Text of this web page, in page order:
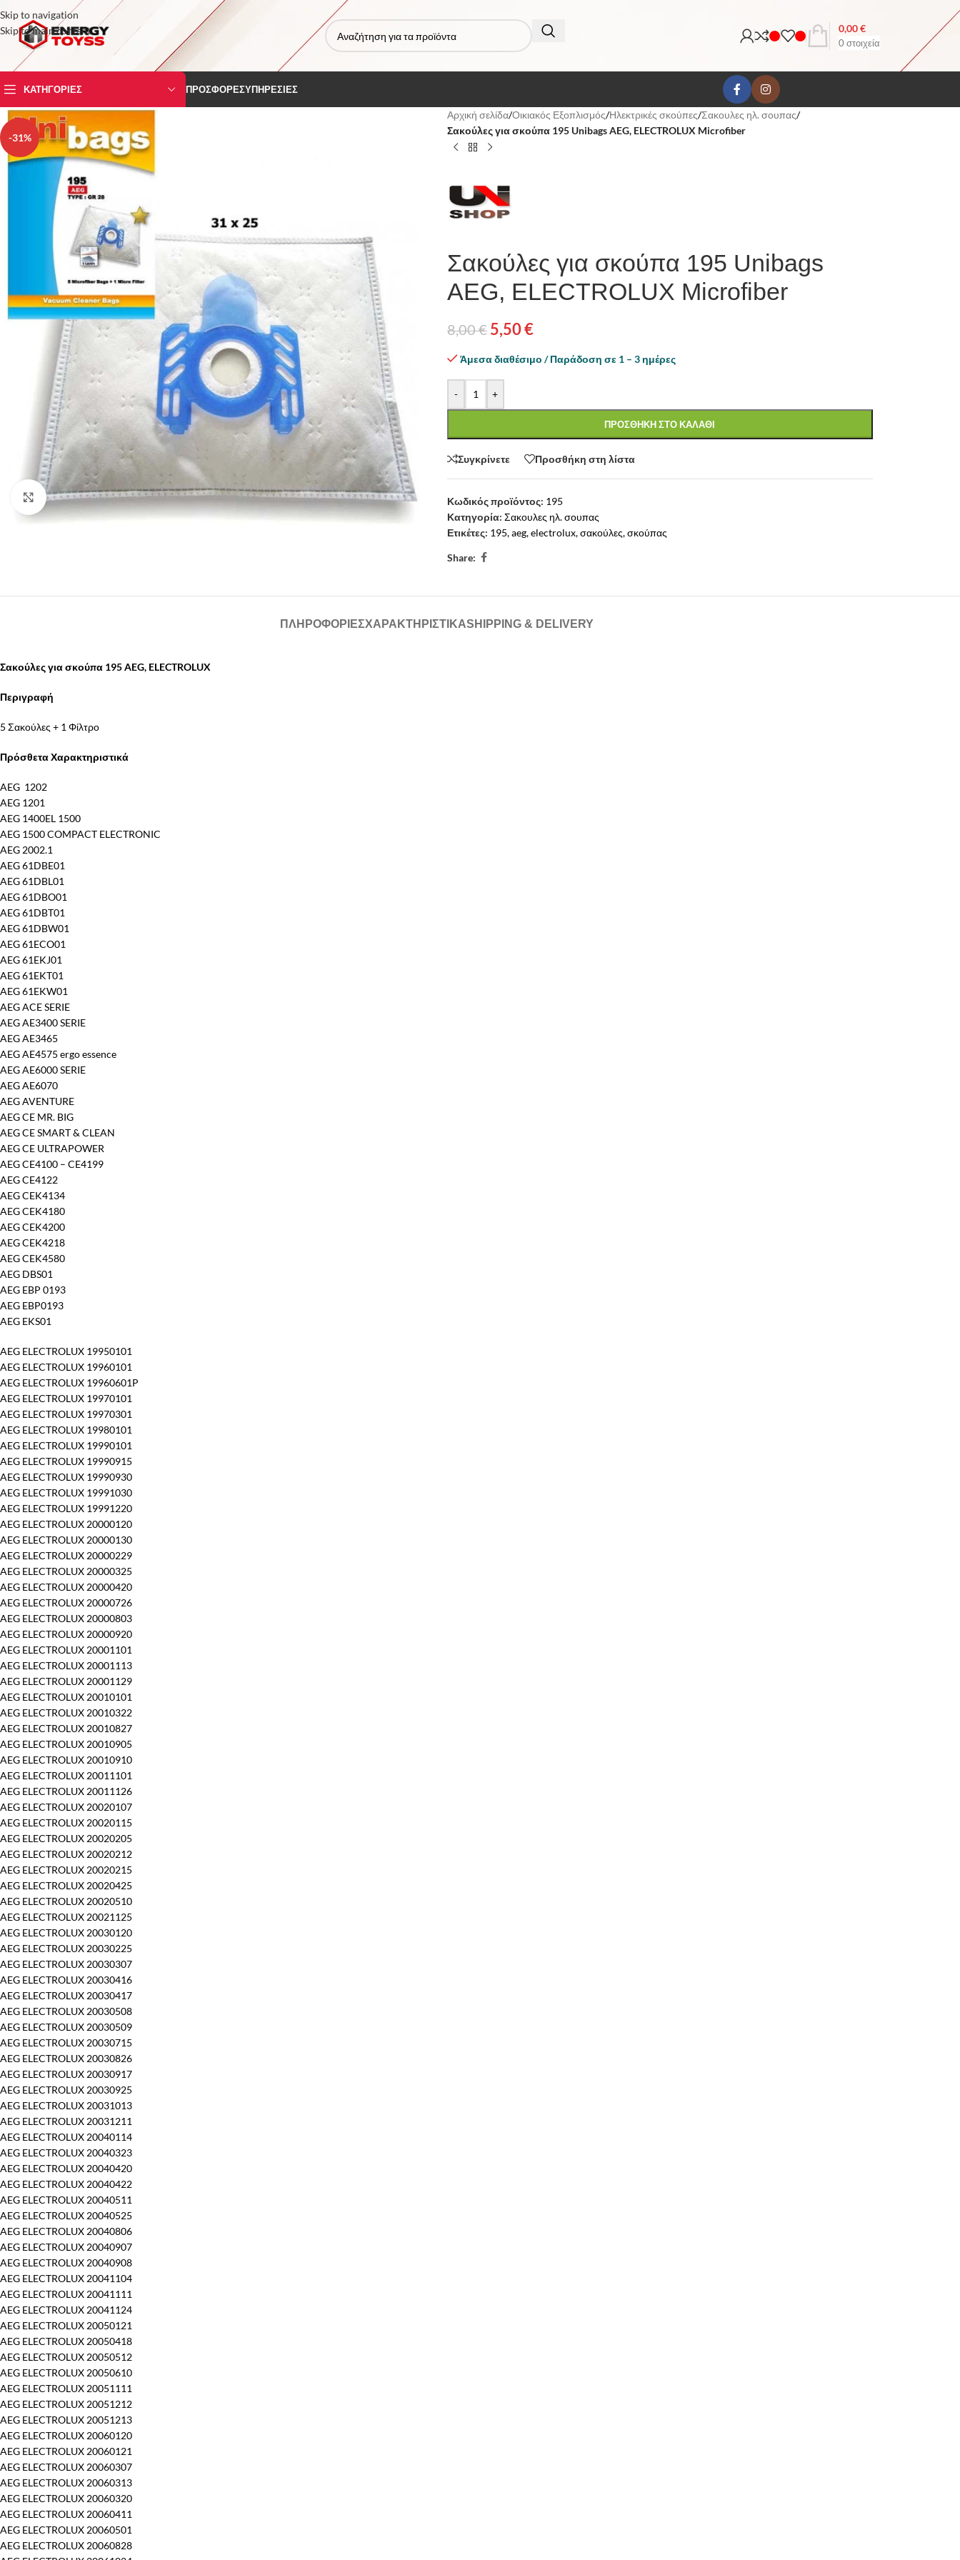
Skip to navigation
Skip to main content
0 στοιχεία
0,00€
ΚΑΤΗΓΟΡΙΕΣ ΠΡΟΣΦΟΡΕΣΥΠΗΡΕΣΙΕΣ
-31%
Κάντε κλικ για να μεγεθύνετε
Αρχική σελίδα/Οικιακός Εξοπλισμός/Ηλεκτρικές σκούπες/Σακουλες ηλ. σουπας/
Σακούλες για σκούπα 195 Unibags AEG, ELECTROLUX Microfiber
Σακούλες για σκούπα 195 Unibags
AEG, ELECTROLUX Microfiber
8,00€ 5,50€
Άμεσα διαθέσιμο / Παράδοση σε 1 – 3 ημέρες
- +
ΠΡΟΣΘΗΚΗ ΣΤΟ ΚΑΛΑΘΙ
Συγκρίνετε Προσθήκη στη λίστα
Κωδικός προϊόντος: 195
Κατηγορία: Σακουλες ηλ. σουπας
Ετικέτες: 195,aeg,electrolux,σακούλες,σκούπας
Share:
ΠΛΗΡΟΦΟΡΙΕΣΧΑΡΑΚΤΗΡΙΣΤΙΚΑSHIPPING & DELIVERY
Σακούλες για σκούπα 195 AEG, ELECTROLUX
Περιγραφή
5 Σακούλες + 1 Φίλτρο
Πρόσθετα Χαρακτηριστικά
AEG 1202
AEG 1201
AEG 1400EL 1500
AEG 1500 COMPACT ELECTRONIC
AEG 2002.1
AEG 61DBE01
AEG 61DBL01
AEG 61DBO01
AEG 61DBT01
AEG 61DBW01
AEG 61ECO01
AEG 61EKJ01
AEG 61EKT01
AEG 61EKW01
AEG ACE SERIE
AEG AE3400 SERIE
AEG AE3465
AEG AE4575 ergo essence
AEG AE6000 SERIE
AEG AE6070
AEG AVENTURE
AEG CE MR. BIG
AEG CE SMART & CLEAN
AEG CE ULTRAPOWER
AEG CE4100 – CE4199
AEG CE4122
AEG CEK4134
AEG CEK4180
AEG CEK4200
AEG CEK4218
AEG CEK4580
AEG DBS01
AEG EBP 0193
AEG EBP0193
AEG EKS01
AEG ELECTROLUX 19950101
AEG ELECTROLUX 19960101
AEG ELECTROLUX 19960601P
AEG ELECTROLUX 19970101
AEG ELECTROLUX 19970301
AEG ELECTROLUX 19980101
AEG ELECTROLUX 19990101
AEG ELECTROLUX 19990915
AEG ELECTROLUX 19990930
AEG ELECTROLUX 19991030
AEG ELECTROLUX 19991220
AEG ELECTROLUX 20000120
AEG ELECTROLUX 20000130
AEG ELECTROLUX 20000229
AEG ELECTROLUX 20000325
AEG ELECTROLUX 20000420
AEG ELECTROLUX 20000726
AEG ELECTROLUX 20000803
AEG ELECTROLUX 20000920
AEG ELECTROLUX 20001101
AEG ELECTROLUX 20001113
AEG ELECTROLUX 20001129
AEG ELECTROLUX 20010101
AEG ELECTROLUX 20010322
AEG ELECTROLUX 20010827
AEG ELECTROLUX 20010905
AEG ELECTROLUX 20010910
AEG ELECTROLUX 20011101
AEG ELECTROLUX 20011126
AEG ELECTROLUX 20020107
AEG ELECTROLUX 20020115
AEG ELECTROLUX 20020205
AEG ELECTROLUX 20020212
AEG ELECTROLUX 20020215
AEG ELECTROLUX 20020425
AEG ELECTROLUX 20020510
AEG ELECTROLUX 20021125
AEG ELECTROLUX 20030120
AEG ELECTROLUX 20030225
AEG ELECTROLUX 20030307
AEG ELECTROLUX 20030416
AEG ELECTROLUX 20030417
AEG ELECTROLUX 20030508
AEG ELECTROLUX 20030509
AEG ELECTROLUX 20030715
AEG ELECTROLUX 20030826
AEG ELECTROLUX 20030917
AEG ELECTROLUX 20030925
AEG ELECTROLUX 20031013
AEG ELECTROLUX 20031211
AEG ELECTROLUX 20040114
AEG ELECTROLUX 20040323
AEG ELECTROLUX 20040420
AEG ELECTROLUX 20040422
AEG ELECTROLUX 20040511
AEG ELECTROLUX 20040525
AEG ELECTROLUX 20040806
AEG ELECTROLUX 20040907
AEG ELECTROLUX 20040908
AEG ELECTROLUX 20041104
AEG ELECTROLUX 20041111
AEG ELECTROLUX 20041124
AEG ELECTROLUX 20050121
AEG ELECTROLUX 20050418
AEG ELECTROLUX 20050512
AEG ELECTROLUX 20050610
AEG ELECTROLUX 20051111
AEG ELECTROLUX 20051212
AEG ELECTROLUX 20051213
AEG ELECTROLUX 20060120
AEG ELECTROLUX 20060121
AEG ELECTROLUX 20060307
AEG ELECTROLUX 20060313
AEG ELECTROLUX 20060320
AEG ELECTROLUX 20060411
AEG ELECTROLUX 20060501
AEG ELECTROLUX 20060828